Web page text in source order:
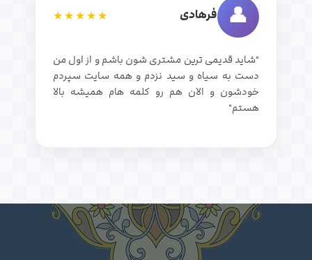
👤 فرهادی ★★★★★
"شاید قدیمی ترین مشتری شون باشم و از اول من
دست به سیاه و سید نزدم و همه سایت سپردم
خودشون و الان هم رو کلمه هام همیشه بالا
هستم"